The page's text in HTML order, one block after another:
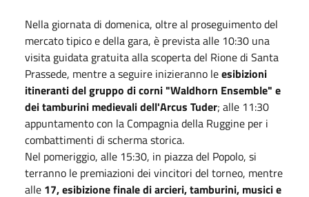
Nella giornata di domenica, oltre al proseguimento del
mercato tipico e della gara, è prevista alle 10:30 una
visita guidata gratuita alla scoperta del Rione di Santa
Prassede, mentre a seguire inizieranno leesibizioni
itineranti del gruppo di corni "Waldhorn Ensemble" e
dei tamburini medievali dell'Arcus Tuder; alle 11:30
appuntamento con la Compagnia della Ruggine per i
combattimenti di scherma storica.
Nel pomeriggio, alle 15:30, in piazza del Popolo, si
terranno le premiazioni dei vincitori del torneo, mentre
alle 17, esibizione finale di arcieri, tamburini, musici e